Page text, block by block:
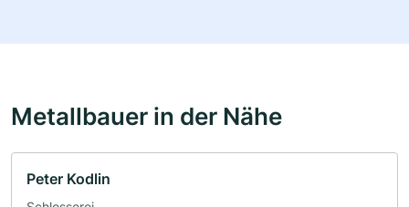
Metallbauer in der Nähe
Peter Kodlin